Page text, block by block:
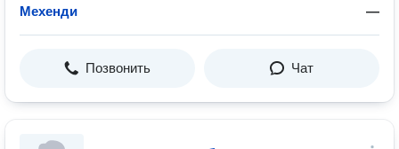
Мехенди —
Позвонить Чат